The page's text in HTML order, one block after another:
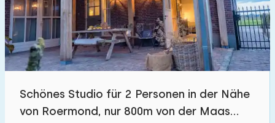
Schwimmbad 1
Eingezäunter Garten 5
Haustierfrei 9
Ladestation Auto
Schönes Studio für 2 Personen in der Nähe
von Roermond, nur 800m von der Maas